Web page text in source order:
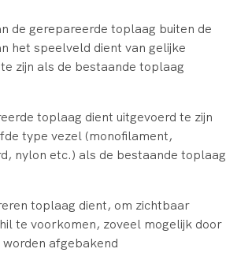
de gerepareerde toplaag buiten de
het speelveld dient van gelijke
zijn als de bestaande toplaag
toplaag dient uitgevoerd te zijn
type vezel (monofilament,
nylon etc.) als de bestaande toplaag
toplaag dient, om zichtbaar
te voorkomen, zoveel mogelijk door
afgebakend